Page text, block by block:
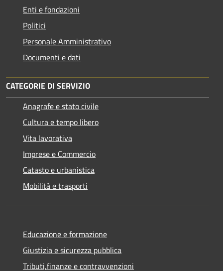
Enti e fondazioni
Politici
Personale Amministrativo
Documenti e dati
CATEGORIE DI SERVIZIO
Anagrafe e stato civile
Cultura e tempo libero
Vita lavorativa
Imprese e Commercio
Catasto e urbanistica
Mobilità e trasporti
Educazione e formazione
Giustizia e sicurezza pubblica
Tributi,finanze e contravvenzioni